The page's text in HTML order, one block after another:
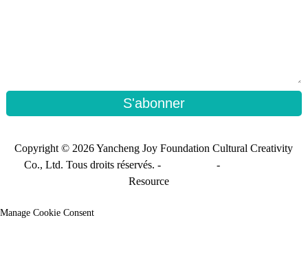
S'abonner
Copyright © 2026 Yancheng Joy Foundation Cultural Creativity
Co., Ltd. Tous droits réservés. -
-
Resource
Manage Cookie Consent